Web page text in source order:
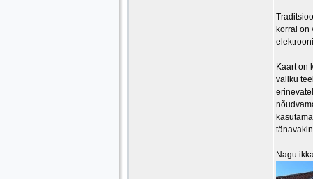
korral on
Kaart on
valiku
Nagu